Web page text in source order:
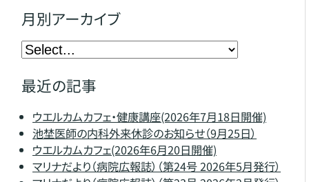
月別アーカイブ
最近の記事
ウエルカムカフェ・健康講座(2026年7月18日開催)
池埜医師の内科外来休診のお知らせ（9月25日）
ウエルカムカフェ(2026年6月20日開催)
マリナだより（病院広報誌）（第24号 2026年5月発行）